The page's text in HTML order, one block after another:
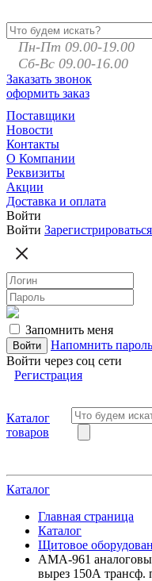
Пн-Пт 09.00-19.00
Сб-Вс 09.00-16.00
Заказать звонок
оформить заказ
Поставщики
Новости
Контакты
О Компании
Реквизиты
Акции
Доставка и оплата
Войти
Войти Зарегистрироваться
Запомнить меня
Напомнить пароль
Войти через соц сети
Регистрация
Каталог
товаров
Каталог
Главная страница
Каталог
Щитовое
AMA-961
вырез 150А трансф.